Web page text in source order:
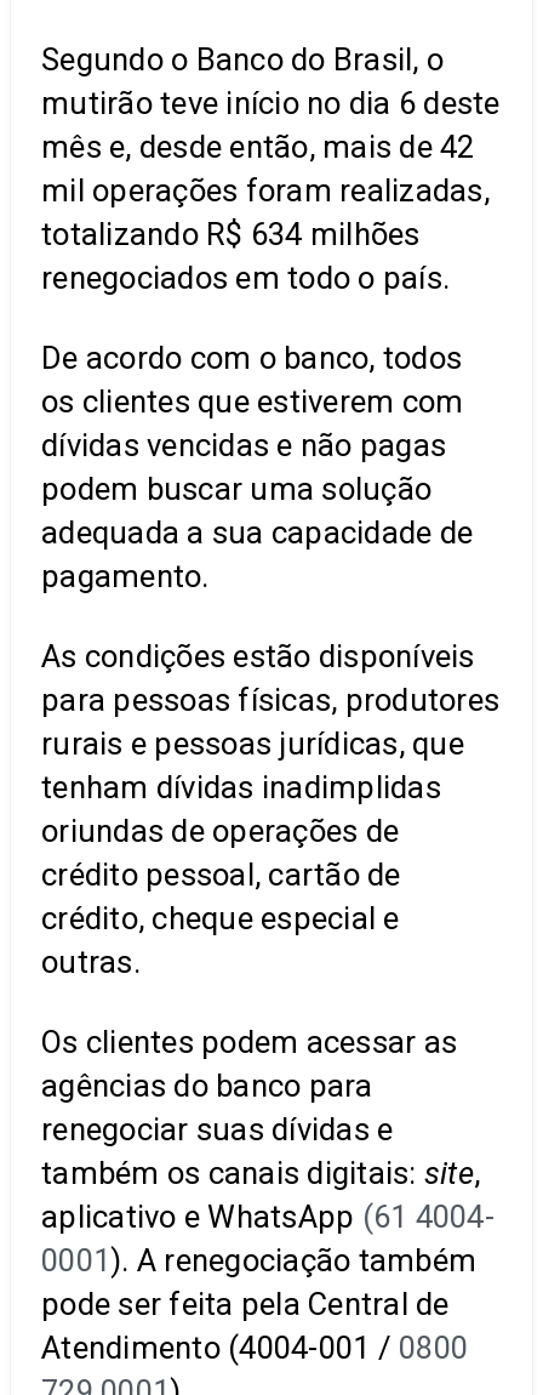
Segundo o Banco do Brasil, o
mutirão teve início no dia 6 deste
mês e, desde então, mais de 42
mil operações foram realizadas,
totalizando R$ 634 milhões
renegociados em todo o país.
De acordo com o banco, todos
os clientes que estiverem com
dívidas vencidas e não pagas
podem buscar uma solução
adequada a sua capacidade de
pagamento.
As condições estão disponíveis
para pessoas físicas, produtores
rurais e pessoas jurídicas, que
tenham dívidas inadimplidas
oriundas de operações de
crédito pessoal, cartão de
crédito, cheque especial e
outras.
Os clientes podem acessar as
agências do banco para
renegociar suas dívidas e
também os canais digitais: site,
aplicativo e WhatsApp (61 4004-
0001). A renegociação também
pode ser feita pela Central de
Atendimento (4004-001 / 0800